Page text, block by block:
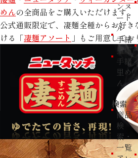
ンヌ
ード
ル
手緒
里庵
手緒
里め
ん
検索
商品
検
索・
一覧
めんの全商品をご購入いただけます。
公式通販限定で、凄麺全種からお好
ける「凄麺アソート 」もご用意して